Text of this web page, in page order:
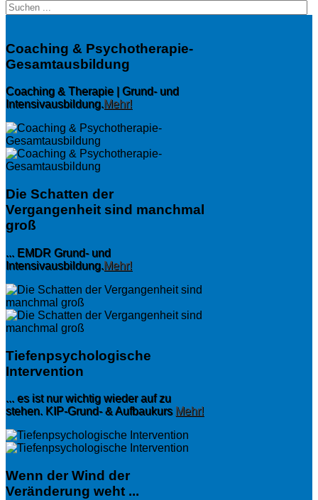
Coaching & Psychotherapie-
Gesamtausbildung
Coaching & Therapie | Grund- und
Intensivausbildung.Mehr!
Die Schatten der
Vergangenheit sind manchmal
groß
... EMDR Grund- und
Intensivausbildung.Mehr!
Tiefenpsychologische
Intervention
... es ist nur wichtig wieder auf zu
stehen. KIP-Grund- & Aufbaukurs Mehr!
Wenn der Wind der
Veränderung weht ...